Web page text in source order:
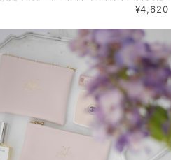
¥4,620